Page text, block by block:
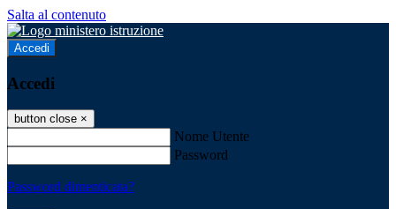
Salta al contenuto
Accedi
Accedi
button close ×
Nome Utente
Password
Password dimenticata?